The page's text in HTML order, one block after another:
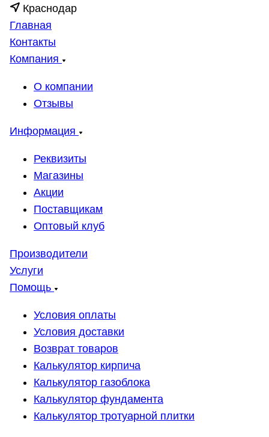
Краснодар
Главная
Контакты
Компания
О компании
Отзывы
Информация
Реквизиты
Магазины
Акции
Поставщикам
Оптовый клуб
Производители
Услуги
Помощь
Условия оплаты
Условия доставки
Возврат товаров
Калькулятор кирпича
Калькулятор газоблока
Калькулятор фундамента
Калькулятор тротуарной плитки